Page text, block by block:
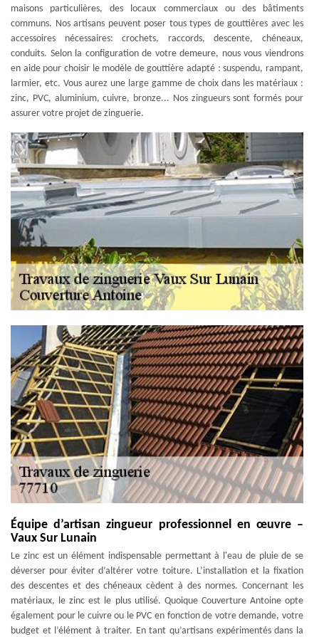
maisons particulières, des locaux commerciaux ou des bâtiments
communs. Nos artisans peuvent poser tous types de gouttières avec les
accessoires nécessaires: crochets, raccords, descente, chéneaux,
conduits. Selon la configuration de votre demeure, nous vous viendrons
en aide pour choisir le modèle de gouttière adapté : suspendu, rampant,
larmier, etc. Vous aurez une large gamme de choix dans les matériaux :
zinc, PVC, aluminium, cuivre, bronze... Nos zingueurs sont formés pour
assurer votre projet de zinguerie.
Équipe d’artisan zingueur professionnel en œuvre –
Vaux Sur Lunain
Le zinc est un élément indispensable permettant à l'eau de pluie de se
déverser pour éviter d’altérer votre toiture. L’installation et la fixation
des descentes et des chéneaux cèdent à des normes. Concernant les
matériaux, le zinc est le plus utilisé. Quoique Couverture Antoine opte
également pour le cuivre ou le PVC en fonction de votre demande, votre
budget et l’élément à traiter. En tant qu’artisans expérimentés dans la